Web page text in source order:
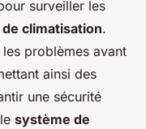
surveiller les
climatisation.
problèmes avant
ainsi des
une sécurité
système de